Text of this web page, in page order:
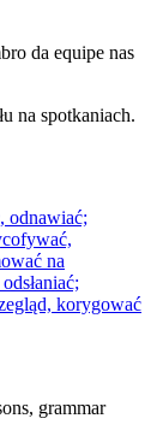
da equipe nas
na spotkaniach.
odnawiać;
na
korygować
grammar